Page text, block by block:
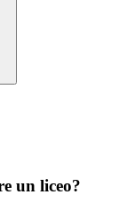
un liceo?